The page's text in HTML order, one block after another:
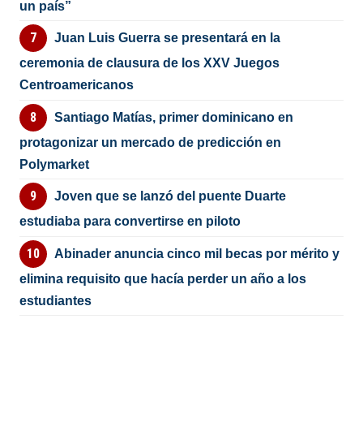
un país”
Juan Luis Guerra se presentará en la
ceremonia de clausura de los XXV Juegos
Centroamericanos
Santiago Matías, primer dominicano en
protagonizar un mercado de predicción en
Polymarket
Joven que se lanzó del puente Duarte
estudiaba para convertirse en piloto
Abinader anuncia cinco mil becas por mérito y
elimina requisito que hacía perder un año a los
estudiantes